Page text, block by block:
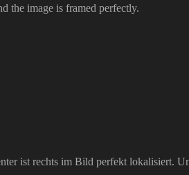
the image is framed perfectly.
ist rechts im Bild perfekt lokalisiert.